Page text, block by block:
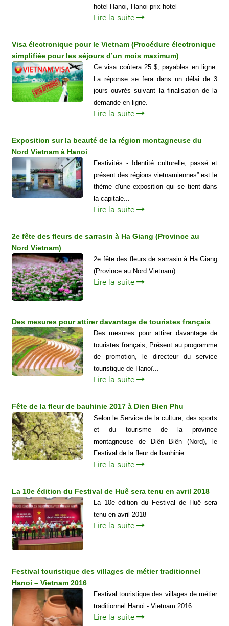
hotel Hanoi, Hanoi prix hotel
Lire la suite
Visa électronique pour le Vietnam (Procédure électronique
simplifiée pour les séjours d’un mois maximum)
Ce visa coûtera 25 $, payables en ligne.
La réponse se fera dans un délai de 3
jours ouvrés suivant la finalisation de la
demande en ligne.
Lire la suite
Exposition sur la beauté de la région montagneuse du
Nord Vietnam à Hanoi
Festivités - Identité culturelle, passé et
présent des régions vietnamiennes” est le
thème d'une exposition qui se tient dans
la capitale...
Lire la suite
2e fête des fleurs de sarrasin à Ha Giang (Province au
Nord Vietnam)
2e fête des fleurs de sarrasin à Ha Giang
(Province au Nord Vietnam)
Lire la suite
Des mesures pour attirer davantage de touristes français
Des mesures pour attirer davantage de
touristes français, Présent au programme
de promotion, le directeur du service
touristique de Hanoï...
Lire la suite
Fête de la fleur de bauhinie 2017 à Dien Bien Phu
Selon le Service de la culture, des sports
et du tourisme de la province
montagneuse de Diên Biên (Nord), le
Festival de la fleur de bauhinie...
Lire la suite
La 10e édition du Festival de Huê sera tenu en avril 2018
La 10e édition du Festival de Huê sera
tenu en avril 2018
Lire la suite
Festival touristique des villages de métier traditionnel
Hanoi – Vietnam 2016
Festival touristique des villages de métier
traditionnel Hanoi - Vietnam 2016
Lire la suite